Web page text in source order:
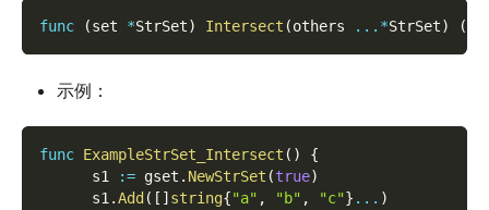
func (set *StrSet) Intersect (others ... *StrSet) (
示例：
func ExampleStrSet_Intersect ( )
{
      s1
:= gset . NewStrSet (true)
      s1
.Add ( [ ] string{"a" , "b" , "c"} ... )